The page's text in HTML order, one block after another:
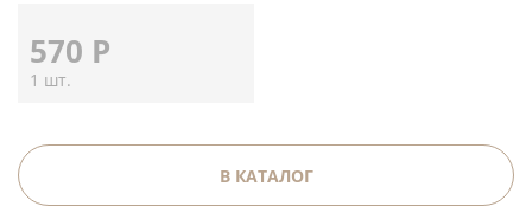
570 Р
1 шт.
В КАТАЛОГ